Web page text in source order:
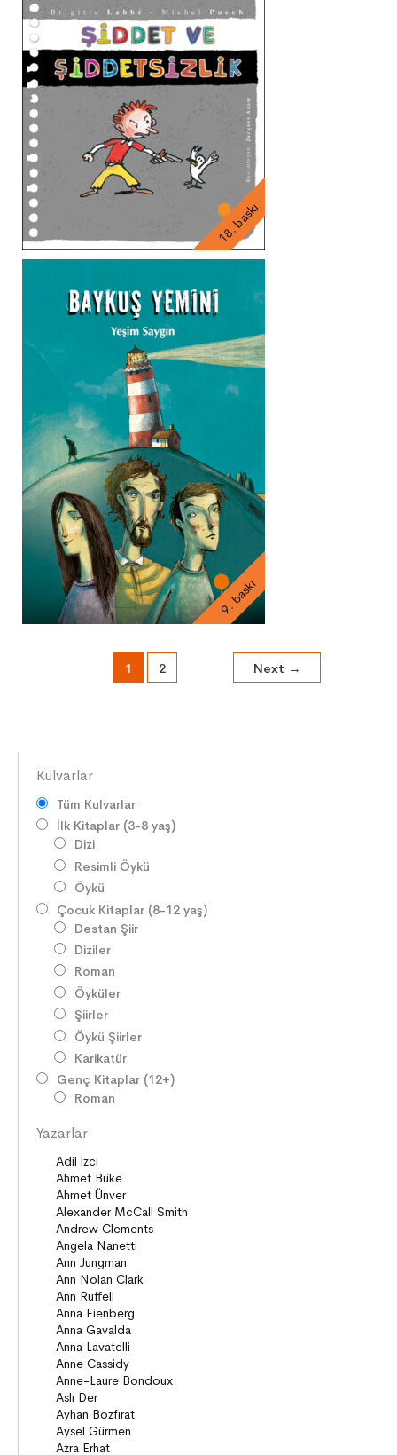
18. baskı
9. baskı
1 2 Next →
Kulvarlar
Tüm Kulvarlar
İlk Kitaplar (3-8 yaş)
Dizi
Resimli Öykü
Öykü
Çocuk Kitaplar (8-12 yaş)
Destan Şiir
Diziler
Roman
Öyküler
Şiirler
Öykü Şiirler
Karikatür
Genç Kitaplar (12+)
Roman
Öyküler
Şiirler
Deneme
Anlatı
Seçki
Köprü Kitaplar (10+)
Roman
Öyküler
Anlatı
ON8 (15+)
Roman
Diziler
Öyküler
Anlatı
Gizemli Maceralar Koleksiyonu
Yazarlar